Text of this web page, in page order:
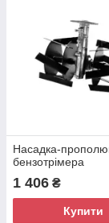
Насадка-
бензотрімера
1 406 ₴
Купити